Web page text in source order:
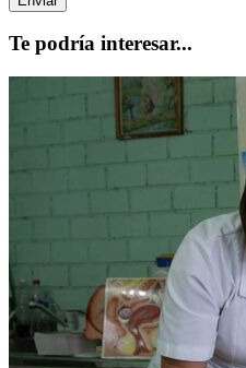
Te podría interesar...